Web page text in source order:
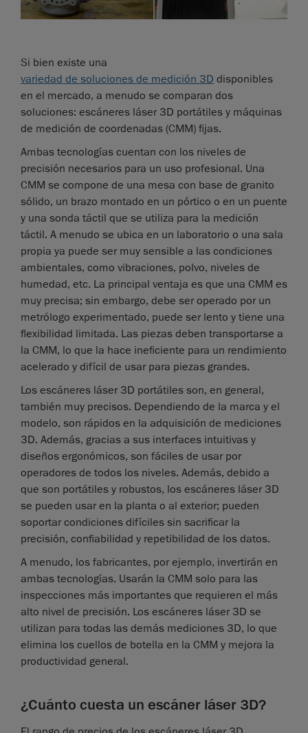
Si bien existe una
variedad de soluciones de medición 3D disponibles
en el mercado, a menudo se comparan dos
soluciones: escáneres láser 3D portátiles y máquinas
de medición de coordenadas (CMM) fijas.
Ambas tecnologías cuentan con los niveles de
precisión necesarios para un uso profesional. Una
CMM se compone de una mesa con base de granito
sólido, un brazo montado en un pórtico o en un puente
y una sonda táctil que se utiliza para la medición
táctil. A menudo se ubica en un laboratorio o una sala
propia ya puede ser muy sensible a las condiciones
ambientales, como vibraciones, polvo, niveles de
humedad, etc. La principal ventaja es que una CMM es
muy precisa; sin embargo, debe ser operado por un
metrólogo experimentado, puede ser lento y tiene una
flexibilidad limitada. Las piezas deben transportarse a
la CMM, lo que la hace ineficiente para un rendimiento
acelerado y difícil de usar para piezas grandes.
Los escáneres láser 3D portátiles son, en general,
también muy precisos. Dependiendo de la marca y el
modelo, son rápidos en la adquisición de mediciones
3D. Además, gracias a sus interfaces intuitivas y
diseños ergonómicos, son fáciles de usar por
operadores de todos los niveles. Además, debido a
que son portátiles y robustos, los escáneres láser 3D
se pueden usar en la planta o al exterior; pueden
soportar condiciones difíciles sin sacrificar la
precisión, confiabilidad y repetibilidad de los datos.
A menudo, los fabricantes, por ejemplo, invertirán en
ambas tecnologías. Usarán la CMM solo para las
inspecciones más importantes que requieren el más
alto nivel de precisión. Los escáneres láser 3D se
utilizan para todas las demás mediciones 3D, lo que
elimina los cuellos de botella en la CMM y mejora la
productividad general.
¿Cuánto cuesta un escáner láser 3D?